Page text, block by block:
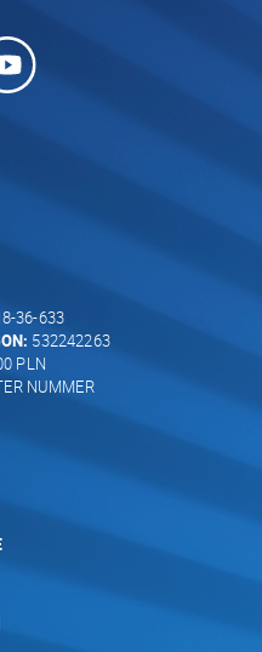
36-633
532242263
PLN
NUMMER